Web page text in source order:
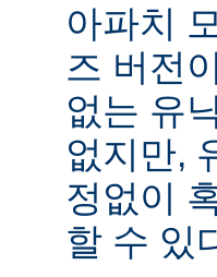
아파치
즈 버전
없는 유
없지만,
정없이
할 수 있